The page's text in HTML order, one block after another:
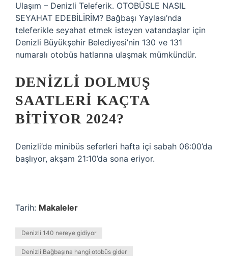
Ulaşım – Denizli Teleferik. OTOBÜSLE NASIL
SEYAHAT EDEBİLİRİM? Bağbaşı Yaylası’nda
teleferikle seyahat etmek isteyen vatandaşlar için
Denizli Büyükşehir Belediyesi’nin 130 ve 131
numaralı otobüs hatlarına ulaşmak mümkündür.
DENIZLI DOLMUŞ
SAATLERI KAÇTA
BITIYOR 2024?
Denizli’de minibüs seferleri hafta içi sabah 06:00’da
başlıyor, akşam 21:10’da sona eriyor.
Tarih: Makaleler
Denizli 140 nereye gidiyor
Denizli Bağbaşına hangi otobüs gider